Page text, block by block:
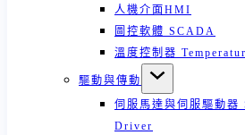
人機介面HMI
圖控軟體 SCADA
溫度控制器
驅動與傳動
伺服馬達與伺服驅動
Driver